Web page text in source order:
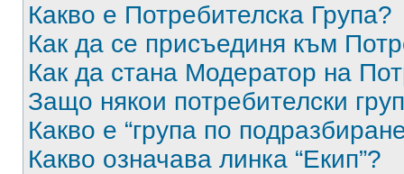
Какво е Потребителска Група?
Как да се присъединя към
Как да стана Модератор на
Защо някои потребителски
Какво е “група по
Какво означава линка “Екип”?